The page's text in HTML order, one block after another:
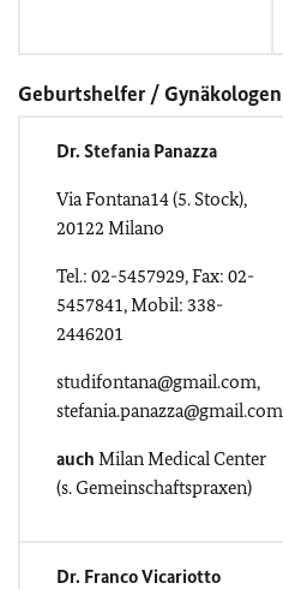
Geburtshelfer / Gynäkologen
Dr. Stefania Panazza
Via Fontana14 (5. Stock),
20122 Milano
Tel.: 02-5457929, Fax: 02-
5457841, Mobil: 338-
2446201
studifontana@gmail.com,
stefania.panazza@gmail.com
auch Milan Medical Center
(s. Gemeinschaftspraxen)
Dr. Franco Vicariotto